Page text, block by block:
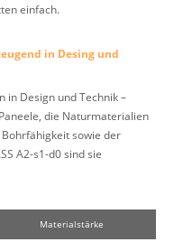
einfach.
in Desing und
in Design und Technik –
die Naturmaterialien
sowie der
A2-s1-d0 sind sie
Materialstärke